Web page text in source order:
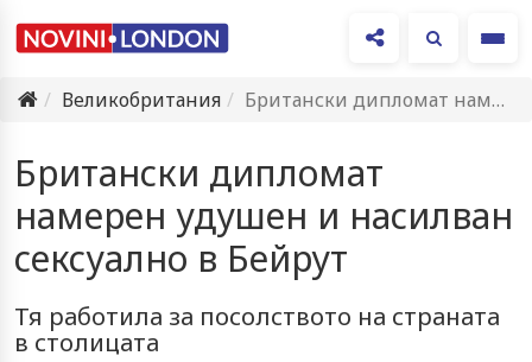
Великобритания
Британски дипломат намерен удушен и насилван сексуално в Бейрут
Британски дипломат
намерен удушен и насилван
сексуално в Бейрут
Тя работила за посолството на страната
в столицата